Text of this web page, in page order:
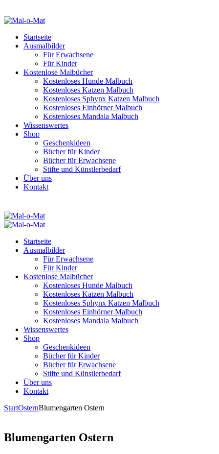
Startseite
Ausmalbilder
Für Erwachsene
Für Kinder
Kostenlose Malbücher
Kostenloses Hunde Malbuch
Kostenloses Katzen Malbuch
Kostenloses Sphynx Katzen Malbuch
Kostenloses Einhörner Malbuch
Kostenloses Mandala Malbuch
Wissenswertes
Shop
Geschenkideen
Bücher für Kinder
Bücher für Erwachsene
Stifte und Künstlerbedarf
Über uns
Kontakt
Startseite
Ausmalbilder
Für Erwachsene
Für Kinder
Kostenlose Malbücher
Kostenloses Hunde Malbuch
Kostenloses Katzen Malbuch
Kostenloses Sphynx Katzen Malbuch
Kostenloses Einhörner Malbuch
Kostenloses Mandala Malbuch
Wissenswertes
Shop
Geschenkideen
Bücher für Kinder
Bücher für Erwachsene
Stifte und Künstlerbedarf
Über uns
Kontakt
StartOsternBlumengarten Ostern
Blumengarten Ostern